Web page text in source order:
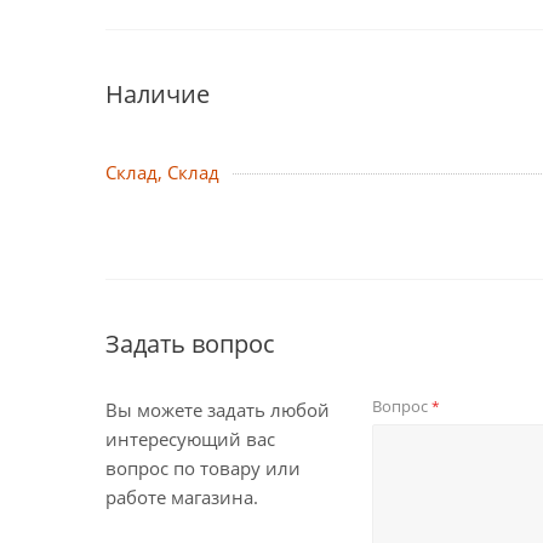
Наличие
Склад, Склад
Задать вопрос
Вы можете задать любой
интересующий вас
вопрос по товару или
работе магазина.
Вопрос*